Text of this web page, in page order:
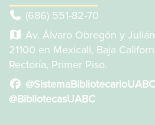
(686) 551-82-70
Av. Álvaro Obregón y
21100 en Mexicali, Baja
Rectoría, Primer Piso.
@SistemaBibliotecarioUABC
@BibliotecasUABC